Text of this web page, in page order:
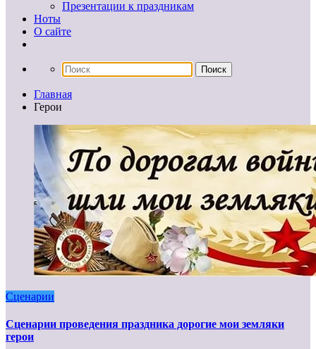
Презентации к праздникам
Ноты
О сайте
Главная
Герои
Сценарии
Сценарии проведения праздника дорогие мои земляки
герои